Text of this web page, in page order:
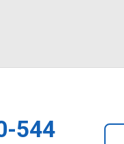
544